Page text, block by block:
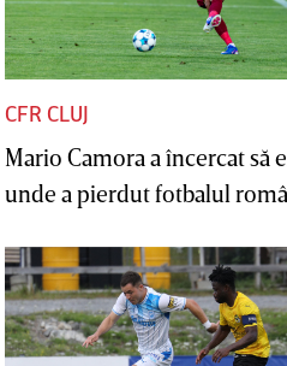
CFR CLUJ
Mario Camora a încercat să
unde a pierdut fotbalul